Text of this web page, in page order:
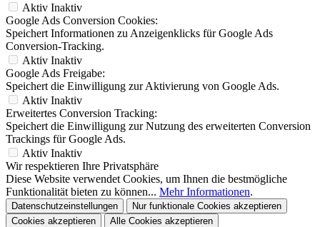
Aktiv Inaktiv
Google Ads Conversion Cookies:
Speichert Informationen zu Anzeigenklicks für Google Ads
Conversion-Tracking.
Aktiv Inaktiv
Google Ads Freigabe:
Speichert die Einwilligung zur Aktivierung von Google Ads.
Aktiv Inaktiv
Erweitertes Conversion Tracking:
Speichert die Einwilligung zur Nutzung des erweiterten Conversion
Trackings für Google Ads.
Aktiv Inaktiv
Wir respektieren Ihre Privatsphäre
Diese Website verwendet Cookies, um Ihnen die bestmögliche
Funktionalität bieten zu können... Mehr Informationen.
Datenschutzeinstellungen
Nur funktionale Cookies akzeptieren
Cookies akzeptieren
Alle Cookies akzeptieren